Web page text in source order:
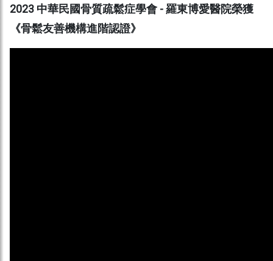
2023 中華民國骨質疏鬆症學會 - 羅東博愛醫院榮獲
《骨鬆友善機構進階認證》